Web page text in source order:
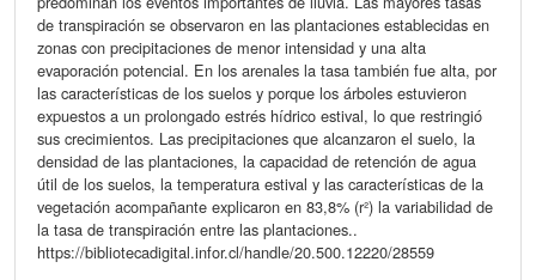
de transpiración se observaron en las plantaciones establecidas en
zonas con precipitaciones de menor intensidad y una alta
evaporación potencial. En los arenales la tasa también fue alta, por
las características de los suelos y porque los árboles estuvieron
expuestos a un prolongado estrés hídrico estival, lo que restringió
sus crecimientos. Las precipitaciones que alcanzaron el suelo, la
densidad de las plantaciones, la capacidad de retención de agua
útil de los suelos, la temperatura estival y las características de la
vegetación acompañante explicaron en 83,8% (r²) la variabilidad de
la tasa de transpiración entre las plantaciones..
https://bibliotecadigital.infor.cl/handle/20.500.12220/28559